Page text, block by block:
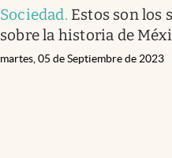
Sociedad. Estos son los
sobre la historia de
martes, 05 de Septiembre de 2023